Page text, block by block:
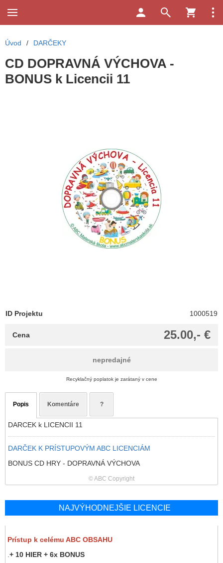
NAJVÝHODNEJŠIE LICENCIE
Prístup k celému ABC OBSAHU
+ 10 HIER + 6x BONUS
Úvod / DARČEKY
CD DOPRAVNÁ VÝCHOVA -
BONUS k Licencii 11
ID Projektu 1000519
25.00,- €
Cena
nepredajné
Recyklačný poplatok je zarátaný v cene
Popis Komentáre ?
DARCEK k LICENCII 11
DARČEK K PRÍSTUPOVÝM ABC LICENCIÁM
BONUS CD HRY - DOPRAVNÁ VÝCHOVA
© ABC Copyright